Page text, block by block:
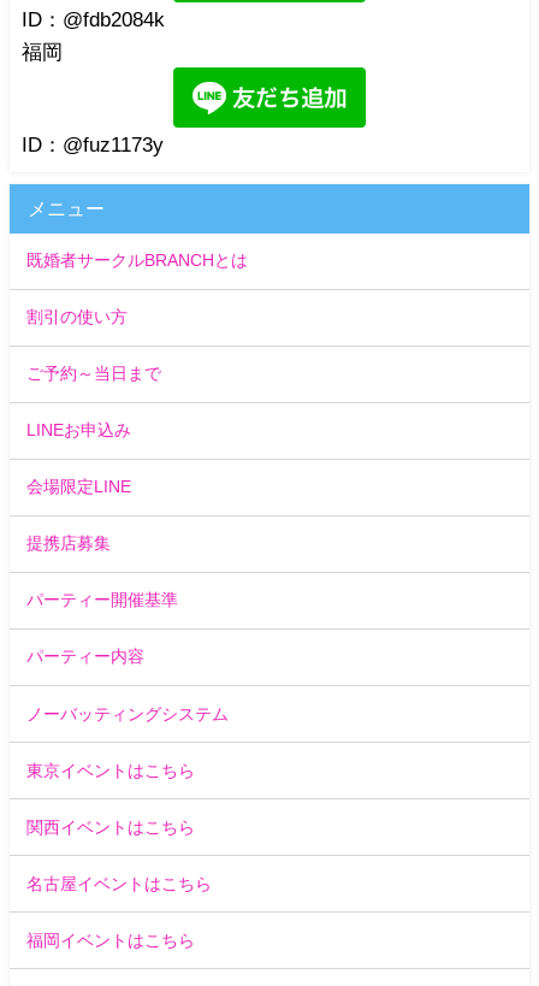
ID：@fdb2084k
福岡
ID：@fuz1173y
メニュー
既婚者サークルBRANCHとは
割引の使い方
ご予約～当日まで
LINEお申込み
会場限定LINE
提携店募集
パーティー開催基準
パーティー内容
ノーバッティングシステム
東京イベントはこちら
関西イベントはこちら
名古屋イベントはこちら
福岡イベントはこちら